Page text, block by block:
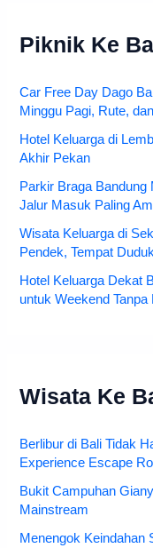
Piknik Ke
Car Free Day Dago
Minggu Pagi, Rute,
Hotel Keluarga di
Akhir Pekan
Parkir Braga Bandung
Jalur Masuk Paling
Wisata Keluarga di
Pendek, Tempat
Hotel Keluarga Dekat
untuk Weekend Tanpa
Wisata Ke
Berlibur di Bali Tidak
Experience Escape
Bukit Campuhan
Mainstream
Menengok Keindahan